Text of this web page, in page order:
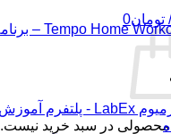
تومان0
محصولی در سبد خرید نیست.